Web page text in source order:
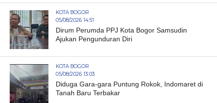
KOTA BOGOR
05/08/2026 14:51
Dirum Perumda PPJ Kota Bogor Samsudin
Ajukan Pengunduran Diri
KOTA BOGOR
05/08/2026 13:03
Diduga Gara-gara Puntung Rokok, Indomaret di
Tanah Baru Terbakar